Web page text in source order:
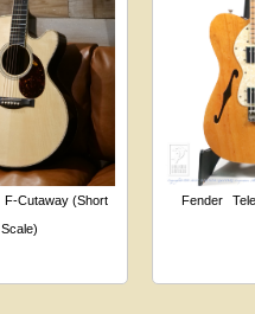
F-Cutaway (Short
Scale)
Fender